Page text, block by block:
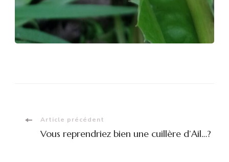
Navigation
Article précédent
Vous reprendriez bien une cuillère d’Ail…?